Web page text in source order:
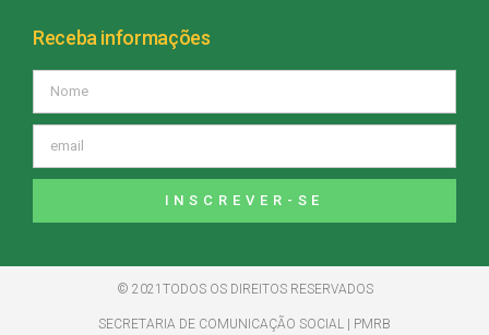
Receba informações
INSCREVER-SE
© 2021TODOS OS DIREITOS RESERVADOS
SECRETARIA DE COMUNICAÇÃO SOCIAL | PMRB